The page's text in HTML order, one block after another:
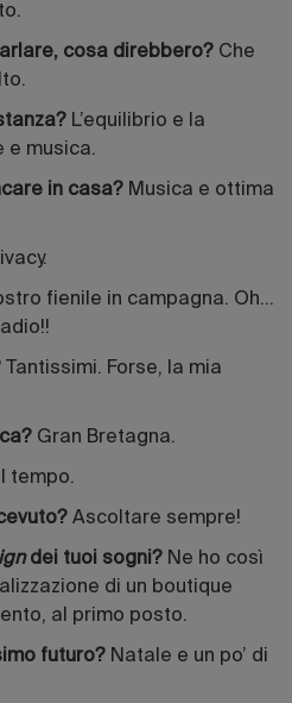
cosa direbbero? Che
L’equilibrio e la
e musica.
in casa? Musica e ottima
fienile in campagna. Oh…
Tantissimi. Forse, la mia
Gran Bretagna.
Il tempo.
Ascoltare sempre!
dei tuoi sogni? Ne ho così
di un boutique
al primo posto.
futuro? Natale e un po’ di